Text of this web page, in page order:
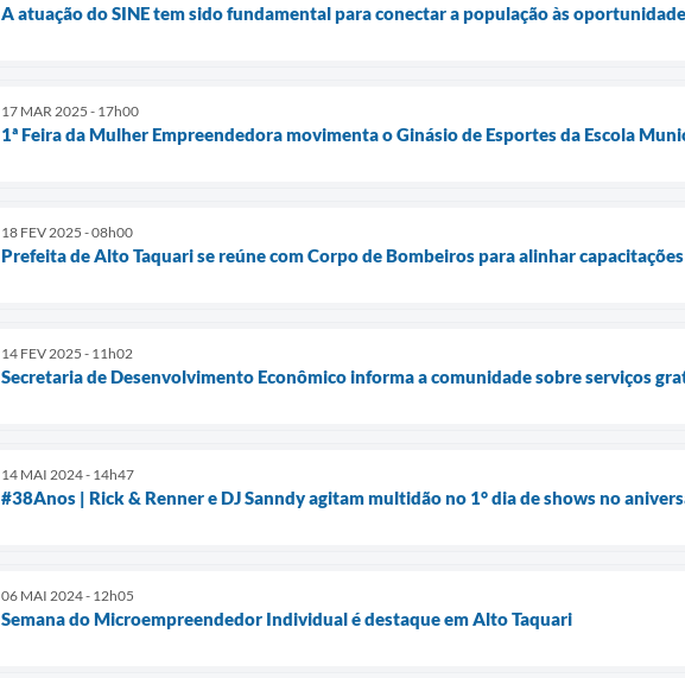
A atuação do SINE tem sido fundamental para conectar a população às
17 MAR 2025 - 17h00
1ª Feira da Mulher Empreendedora movimenta o Ginásio de Esportes da Escola
18 FEV 2025 - 08h00
Prefeita de Alto Taquari se reúne com Corpo de Bombeiros para alinhar
14 FEV 2025 - 11h02
Secretaria de Desenvolvimento Econômico informa a comunidade sobre serviços
14 MAI 2024 - 14h47
#38Anos | Rick & Renner e DJ Sanndy agitam multidão no 1° dia de shows no
06 MAI 2024 - 12h05
Semana do Microempreendedor Individual é destaque em Alto Taquari